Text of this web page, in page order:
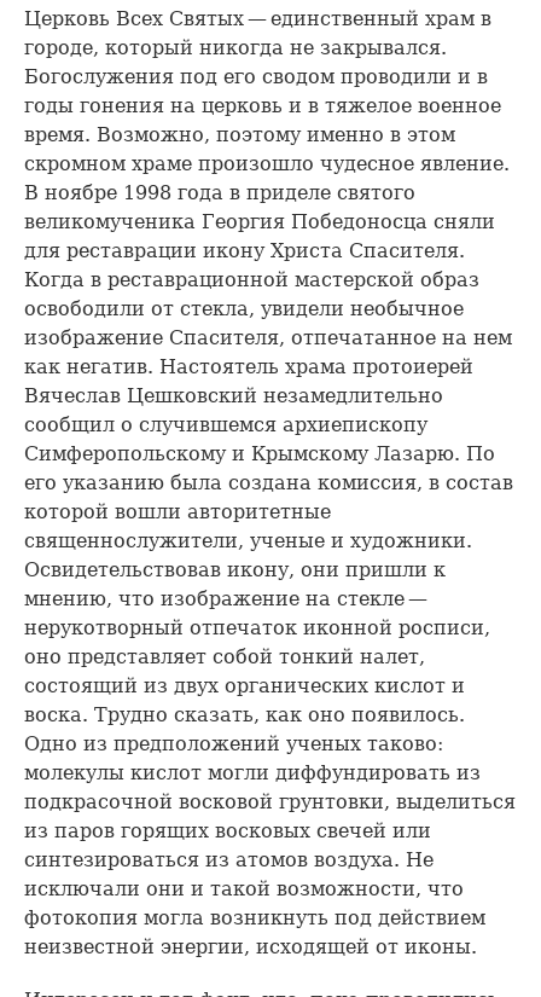
Церковь Всех Святых — единственный храм в
городе, который никогда не закрывался.
Богослужения под его сводом проводили и в
годы гонения на церковь и в тяжелое военное
время. Возможно, поэтому именно в этом
скромном храме произошло чудесное явление.
В ноябре 1998 года в приделе святого
великомученика Георгия Победоносца сняли
для реставрации икону Христа Спасителя.
Когда в реставрационной мастерской образ
освободили от стекла, увидели необычное
изображение Спасителя, отпечатанное на нем
как негатив. Настоятель храма протоиерей
Вячеслав Цешковский незамедлительно
сообщил о случившемся архиепископу
Симферопольскому и Крымскому Лазарю. По
его указанию была создана комиссия, в состав
которой вошли авторитетные
священнослужители, ученые и художники.
Освидетельствовав икону, они пришли к
мнению, что изображение на стекле —
нерукотворный отпечаток иконной росписи,
оно представляет собой тонкий налет,
состоящий из двух органических кислот и
воска. Трудно сказать, как оно появилось.
Одно из предположений ученых таково:
молекулы кислот могли диффундировать из
подкрасочной восковой грунтовки, выделиться
из паров горящих восковых свечей или
синтезироваться из атомов воздуха. Не
исключали они и такой возможности, что
фотокопия могла возникнуть под действием
неизвестной энергии, исходящей от иконы.